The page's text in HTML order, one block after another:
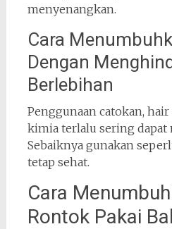
menyenangkan.
Cara
Dengan
Berlebihan
Penggunaan catokan,
kimia terlalu sering dapat
Sebaiknya gunakan
tetap sehat.
Cara
Rontok Pakai